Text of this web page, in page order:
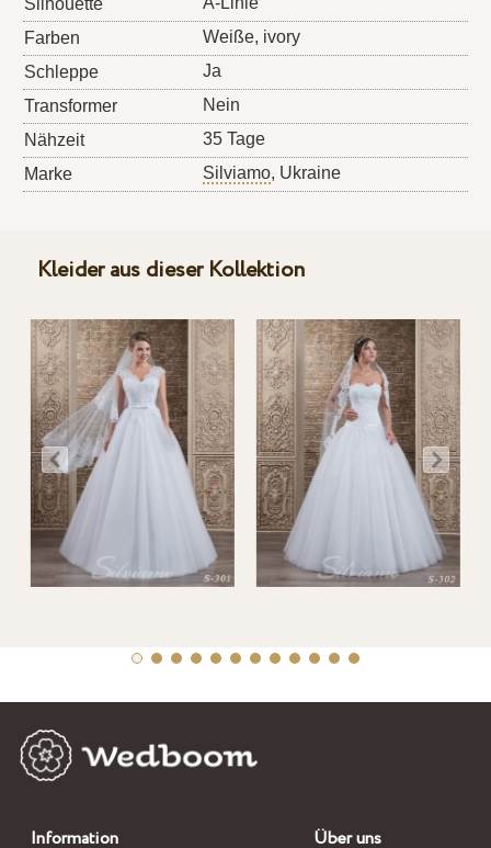
Farben
Weiße, ivory
Schleppe
Ja
Transformer
Nein
Nähzeit
35 Tage
Marke
Silviamo, Ukraine
Kleider aus dieser Kollektion
Information Über uns